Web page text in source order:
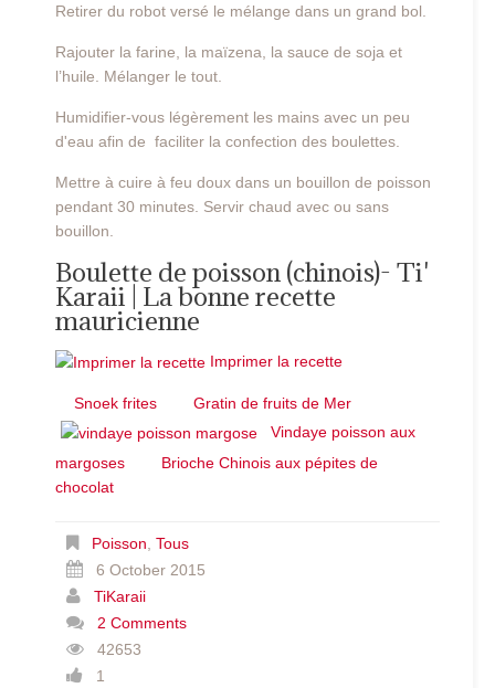
Retirer du robot versé le mélange dans un grand bol.
Rajouter la farine, la maïzena, la sauce de soja et
l’huile. Mélanger le tout.
Humidifier-vous légèrement les mains avec un peu
d'eau afin de faciliter la confection des boulettes.
Mettre à cuire à feu doux dans un bouillon de poisson
pendant 30 minutes. Servir chaud avec ou sans
bouillon.
Boulette de poisson (chinois)- Ti'
Karaii | La bonne recette
mauricienne
Imprimer la recette
Snoek frites
Gratin de fruits de Mer
Vindaye poisson aux
margoses
Brioche Chinois aux pépites de
chocolat
Poisson Tous
6 October 2015
TiKaraii
2 Comments
42653
1